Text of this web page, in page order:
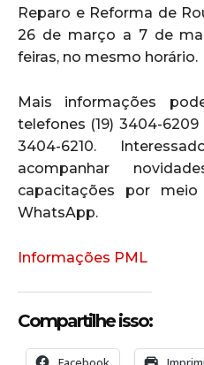
Reparo e Reforma de
26 de março a 7 de
feiras, no mesmo horário.
Mais informações
telefones (19) 3404-
3404-6210.
acompanhar
capacitações por
WhatsApp.
Informações PML
Compartilhe isso: